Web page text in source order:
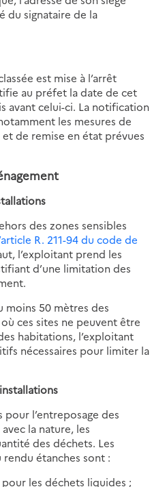
du signataire de la
est mise à l’arrêt
au préfet la date de cet
avant celui-ci. La notification
les mesures de
de remise en état prévues
des zones sensibles
R. 211-94 du code de
l’exploitant prend les
d’une limitation des
moins 50 mètres des
ces sites ne peuvent être
habitations, l’exploitant
nécessaires pour limiter la
l’entreposage des
la nature, les
des déchets. Les
étanches sont :
les déchets liquides ;